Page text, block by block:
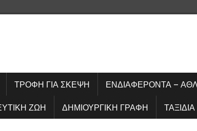
ΤΡΟΦΉ ΓΙΑ ΣΚΈΨΗ ΕΝΔΙΑΦΈΡΟΝΤΑ –
ΖΩΉ ΔΗΜΙΟΥΡΓΙΚΉ ΓΡΑΦΉ ΤΑΞΊΔΙΑ